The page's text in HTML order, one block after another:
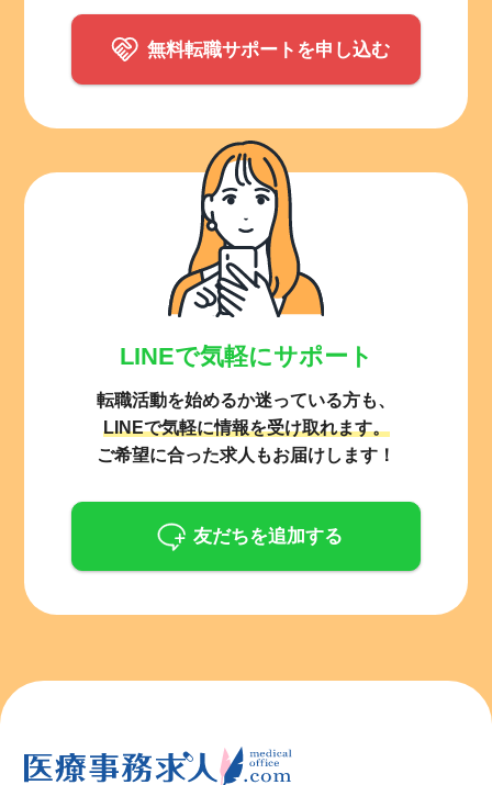
無料転職サポートを申し込む
LINEで気軽にサポート
転職活動を始めるか迷っている方も、
LINEで気軽に情報を受け取れます。
ご希望に合った求人もお届けします！
友だちを追加する